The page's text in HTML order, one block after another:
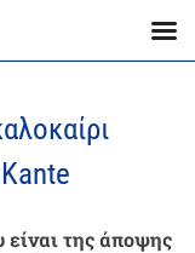
της άποψης